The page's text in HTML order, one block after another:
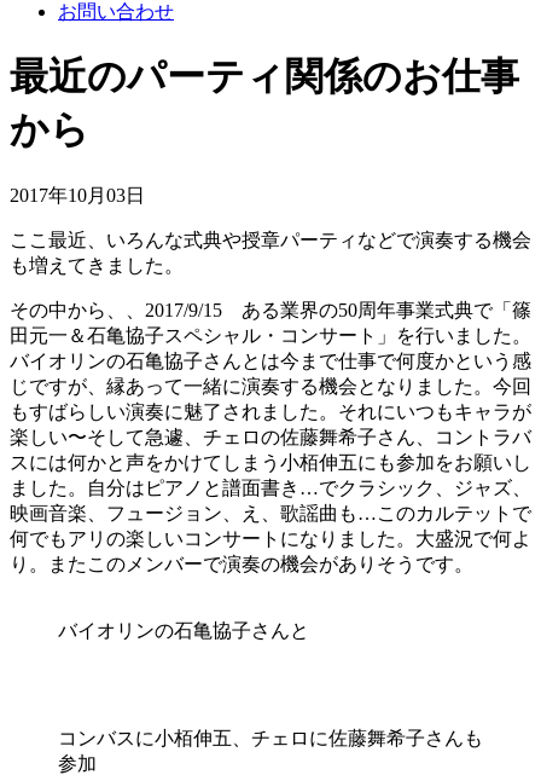
お問い合わせ
最近のパーティ関係のお仕事
から
2017年10月03日
ここ最近、いろんな式典や授章パーティなどで演奏する機会
も増えてきました。
その中から、、2017/9/15 ある業界の50周年事業式典で「篠
田元一＆石亀協子スペシャル・コンサート」を行いました。
バイオリンの石亀協子さんとは今まで仕事で何度かという感
じですが、縁あって一緒に演奏する機会となりました。今回
もすばらしい演奏に魅了されました。それにいつもキャラが
楽しい〜そして急遽、チェロの佐藤舞希子さん、コントラバ
スには何かと声をかけてしまう小栢伸五にも参加をお願いし
ました。自分はピアノと譜面書き…でクラシック、ジャズ、
映画音楽、フュージョン、え、歌謡曲も…このカルテットで
何でもアリの楽しいコンサートになりました。大盛況で何よ
り。またこのメンバーで演奏の機会がありそうです。
バイオリンの石亀協子さんと
コンバスに小栢伸五、チェロに佐藤舞希子さんも
参加